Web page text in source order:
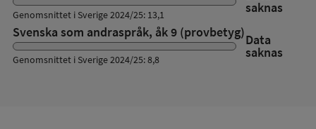
saknas
Genomsnittet i Sverige 2024/25: 13,1
Svenska som andraspråk, åk 9 (provbetyg)Data
saknas
Genomsnittet i Sverige 2024/25: 8,8